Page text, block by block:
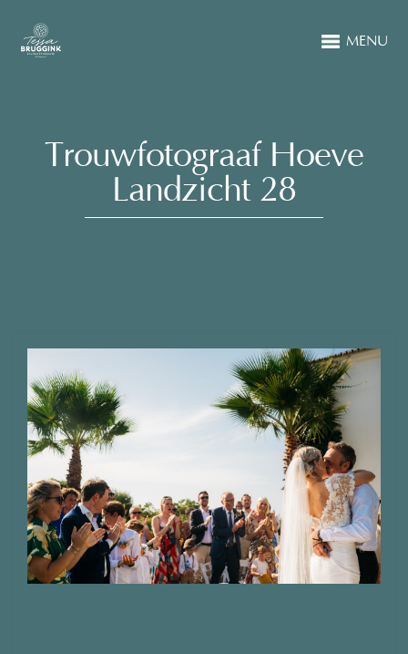
MENU
Trouwfotograaf Hoeve
Landzicht 28